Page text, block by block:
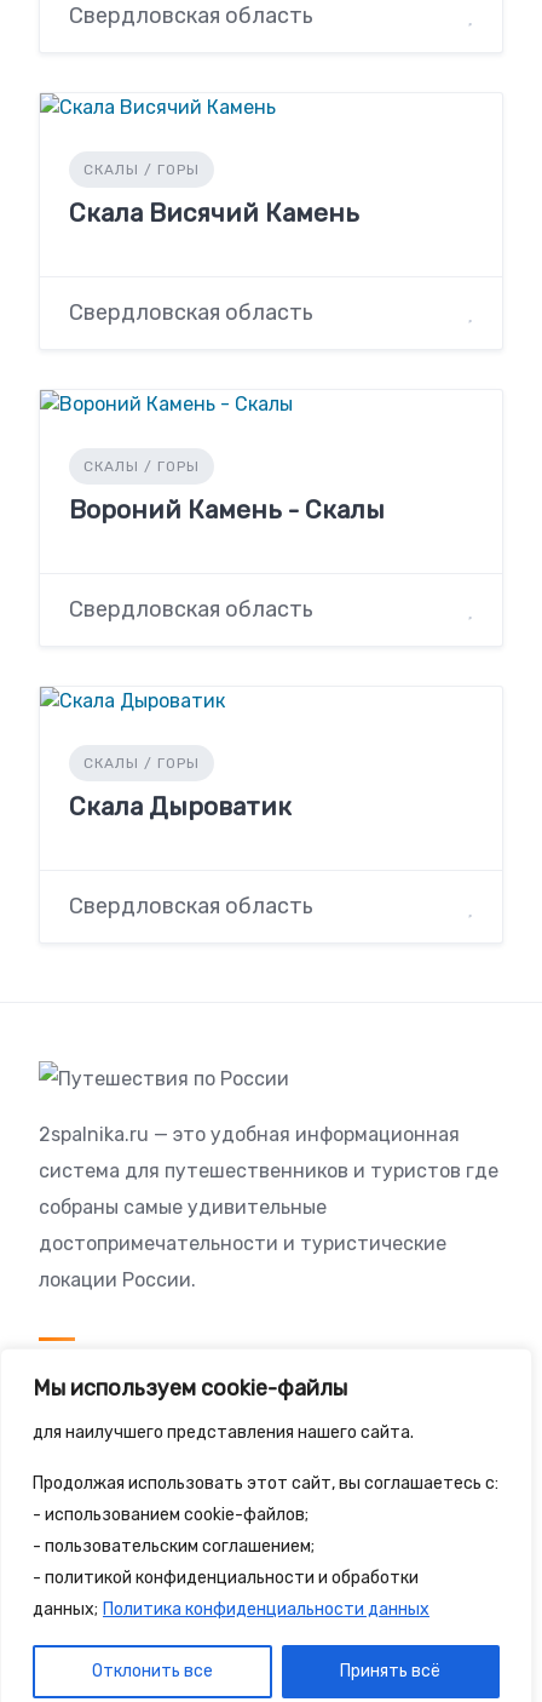
Мы используем cookie-файлы
для наилучшего представления нашего сайта.
Продолжая использовать этот сайт, вы соглашаетесь с:
- использованием cookie-файлов;
- пользовательским соглашением;
- политикой конфиденциальности и обработки
данных; Политика конфиденциальности данных
Отклонить все Принять всё
Свердловская область
СКАЛЫ / ГОРЫ
Скала Висячий Камень
Свердловская область
СКАЛЫ / ГОРЫ
Вороний Камень - Скалы
Свердловская область
СКАЛЫ / ГОРЫ
Скала Дыроватик
Свердловская область
2spalnika.ru — это удобная информационная
система для путешественников и туристов где
собраны самые удивительные
достопримечательности и туристические
локации России.
© 2025 - 2spalnika.ru Все права защищены.
Правила сайта